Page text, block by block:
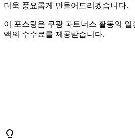
더욱 풍요롭게 만들어드리겠습니다.
이 포스팅은 쿠팡 파트너스 활동의 일
액의 수수료를 제공받습니다.